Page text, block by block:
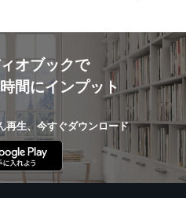
オブックで
間にインプット
再生、今すぐダウンロード